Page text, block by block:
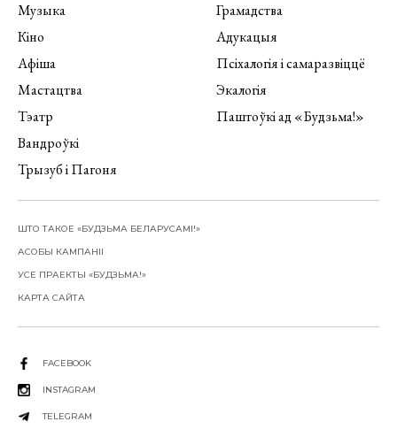
Музыка
Кіно
Афіша
Мастацтва
Тэатр
Вандроўкі
Трызуб і Пагоня
Грамадства
Адукацыя
Псіхалогія і самаразвіццё
Экалогія
Паштоўкі ад «Будзьма!»
ШТО ТАКОЕ «БУДЗЬМА БЕЛАРУСАМІ!»
АСОБЫ КАМПАНІІ
УСЕ ПРАЕКТЫ «БУДЗЬМА!»
КАРТА САЙТА
FACEBOOK
INSTAGRAM
TELEGRAM